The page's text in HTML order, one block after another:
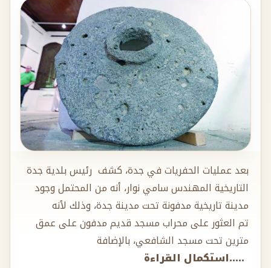
بعد عمليات الحفريات في جدة، كشف رئيس بلدية جدة
التاريخية المهندس سامي نوار، أنه من المحتمل وجود
مدينة تاريخية مدفونة تحت مدينة جدة، وذلك لأنه
تم العثور على محراب مسجد قديم مدفون على عمق
مترين تحت مسجد الشافعي، بالإضافة
.....استكمال القراءة